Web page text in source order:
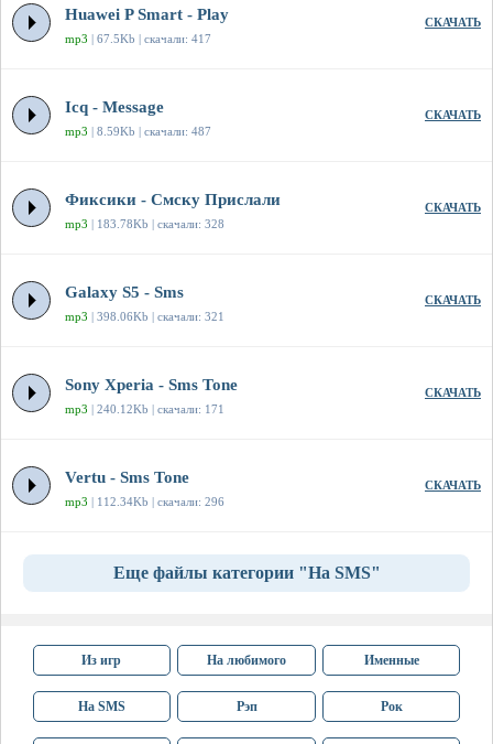
Huawei P Smart - Play
mp3 | 67.5Kb | скачали: 417
СКАЧАТЬ
Icq - Message
mp3 | 8.59Kb | скачали: 487
СКАЧАТЬ
Фиксики - Смску Прислали
mp3 | 183.78Kb | скачали: 328
СКАЧАТЬ
Galaxy S5 - Sms
mp3 | 398.06Kb | скачали: 321
СКАЧАТЬ
Sony Xperia - Sms Tone
mp3 | 240.12Kb | скачали: 171
СКАЧАТЬ
Vertu - Sms Tone
mp3 | 112.34Kb | скачали: 296
СКАЧАТЬ
Еще файлы категории "На SMS"
Из игр На любимого Именные
На SMS Рэп Рок